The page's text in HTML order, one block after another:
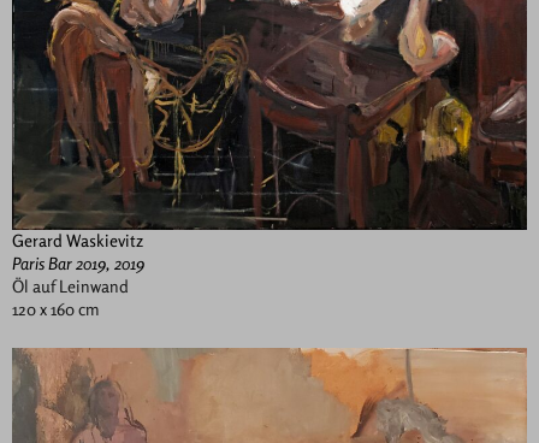
Gerard Waskievitz
Paris Bar 2019, 2019
Öl auf Leinwand
120 x 160 cm